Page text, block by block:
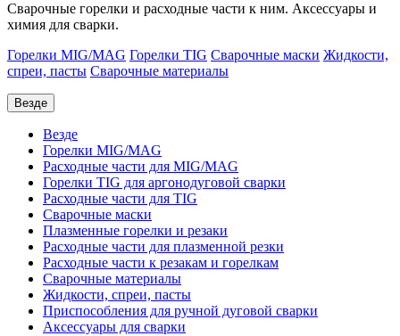
Сварочные горелки и расходные части к ним. Аксессуары и
химия для сварки.
Горелки MIG/MAG Горелки TIG Сварочные маски Жидкости,
спреи, пасты Сварочные материалы
Везде
Везде
Горелки MIG/MAG
Расходные части для MIG/MAG
Горелки TIG для аргонодуговой сварки
Расходные части для TIG
Сварочные маски
Плазменные горелки и резаки
Расходные части для плазменной резки
Расходные части к резакам и горелкам
Сварочные материалы
Жидкости, спреи, пасты
Приспособления для ручной дуговой сварки
Аксессуары для сварки